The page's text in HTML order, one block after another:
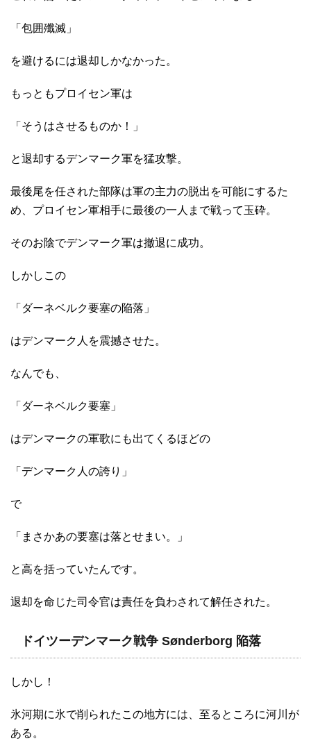
「包囲殲滅」
を避けるには退却しかなかった。
もっともプロイセン軍は
「そうはさせるものか！」
と退却するデンマーク軍を猛攻撃。
最後尾を任された部隊は軍の主力の脱出を可能にするた
め、プロイセン軍相手に最後の一人まで戦って玉砕。
そのお陰でデンマーク軍は撤退に成功。
しかしこの
「ダーネベルク要塞の陥落」
はデンマーク人を震撼させた。
なんでも、
「ダーネベルク要塞」
はデンマークの軍歌にも出てくるほどの
「デンマーク人の誇り」
で
「まさかあの要塞は落とせまい。」
と高を括っていたんです。
退却を命じた司令官は責任を負わされて解任された。
ドイツーデンマーク戦争 Sønderborg 陥落
しかし！
氷河期に氷で削られたこの地方には、至るところに河川が
ある。